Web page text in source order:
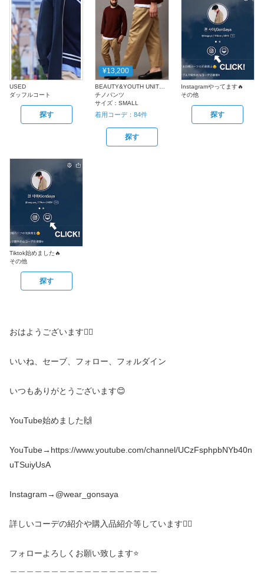
USED
ダッフルコート
探す
¥13,200
チノパンツ
サイズ：SMALL
着用コーデ：84件
探す
Instagramやってます🔥
その他
探す
Tiktok始めました🔥
その他
探す
おはようございます🙋‍♂️
いいね、セーブ、フォロー、フォルダイン
いつもありがとうございます😊
YouTube始めました🙌
YouTube→https://www.youtube.com/channel/UCzFsphpbNYb40n
uTSuiyUsA
Instagram→@wear_gonsaya
詳しいコーデの紹介や購入品紹介等しています💁‍♀️
フォローよろしくお願い致します⭐️